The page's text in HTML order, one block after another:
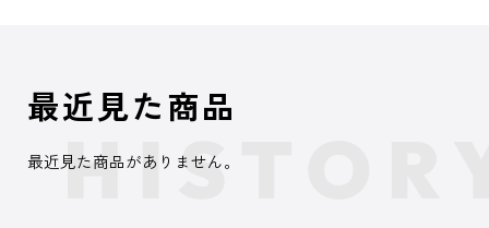
最近見た商品
最近見た商品がありません。